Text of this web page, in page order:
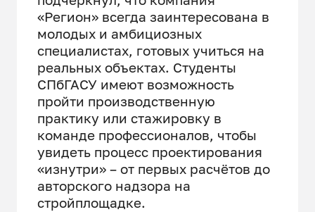
«Регион» всегда заинтересована в
молодых и амбициозных
специалистах, готовых учиться на
реальных объектах. Студенты
СПбГАСУ имеют возможность
пройти производственную
практику или стажировку в
команде профессионалов, чтобы
увидеть процесс проектирования
«изнутри» – от первых расчётов до
авторского надзора на
стройплощадке.